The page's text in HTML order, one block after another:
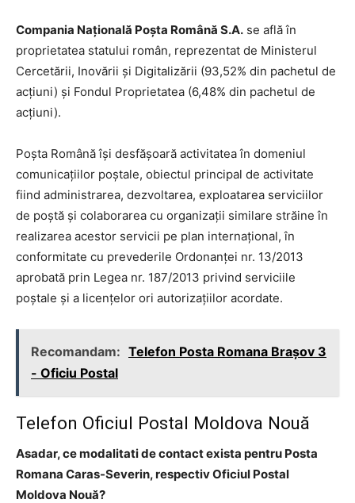
Compania Națională Poşta Română S.A. se află în
proprietatea statului român, reprezentat de Ministerul
Cercetării, Inovării şi Digitalizării (93,52% din pachetul de
acţiuni) şi Fondul Proprietatea (6,48% din pachetul de
acţiuni).
Poşta Română îşi desfăşoară activitatea în domeniul
comunicaţiilor poştale, obiectul principal de activitate
fiind administrarea, dezvoltarea, exploatarea serviciilor
de poştă şi colaborarea cu organizaţii similare străine în
realizarea acestor servicii pe plan internaţional, în
conformitate cu prevederile Ordonanţei nr. 13/2013
aprobată prin Legea nr. 187/2013 privind serviciile
poştale şi a licenţelor ori autorizaţiilor acordate.
Recomandam: Telefon Posta Romana Braşov 3
- Oficiu Postal
Telefon Oficiul Postal Moldova Nouă
Asadar, ce modalitati de contact exista pentru Posta
Romana Caras-Severin, respectiv Oficiul Postal
Moldova Nouă?